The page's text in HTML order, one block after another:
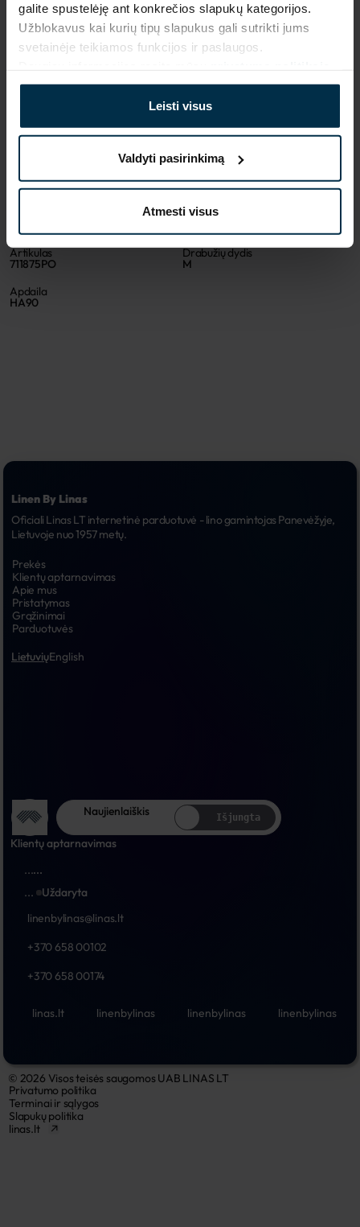
galite spustelėję ant konkrečios slapukų kategorijos.
Užblokavus kai kurių tipų slapukus gali sutrikti jums
svetainėje teikiamos funkcijos ir paslaugos.
Leisti visus
Valdyti pasirinkimą
Atmesti visus
Grąžinimas - 14 dienų
Žiūrėti grąžinimo politiką
Pagaminta Lietuvoje,UAB LINAS LT
S. Kerbedžio st. 23,
Panevėžys, 35113
MADE IN EUROPE
SAVYBĖS
Sku
711875_2370_0
Smėlio
Audinio sudėtis
Artikulas
711875PO
Drabužių dydis
M
Apdaila
HA90
Linen By Linas
Oficiali Linas LT internetinė parduotuvė - lino gamintojas Panevėžyje,
Lietuvoje nuo 1957 metų.
Prekės
Klientų aptarnavimas
Apie mus
Pristatymas
Grąžinimai
Parduotuvės
LietuviųEnglish
Naujienlaiškis Išjungta
Klientų aptarnavimas
......
...
Uždaryta
linenbylinas@linas.lt
+370 658 00102
+370 658 00174
linas.lt linenbylinas linenbylinas linenbylinas
© 2026 Visos teisės saugomos UAB LINAS LT
Privatumo politika
Terminai ir sąlygos
Slapukų politika
linas.lt